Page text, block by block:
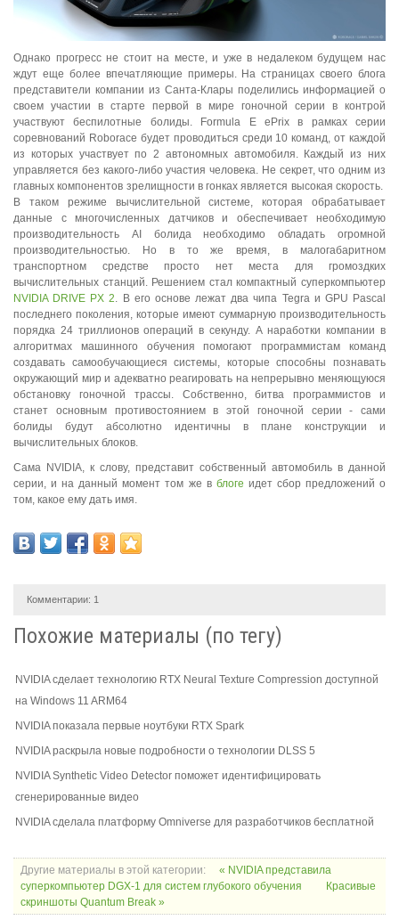
Однако прогресс не стоит на месте, и уже в недалеком будущем нас
ждут еще более впечатляющие примеры. На страницах своего блога
представители компании из Санта-Клары поделились информацией о
своем участии в старте первой в мире гоночной серии в контрой
участвуют беспилотные болиды. Formula E ePrix в рамках серии
соревнований Roborace будет проводиться среди 10 команд, от каждой
из которых участвует по 2 автономных автомобиля. Каждый из них
управляется без какого-либо участия человека. Не секрет, что одним из
главных компонентов зрелищности в гонках является высокая скорость.
В таком режиме вычислительной системе, которая обрабатывает
данные с многочисленных датчиков и обеспечивает необходимую
производительность AI болида необходимо обладать огромной
производительностью. Но в то же время, в малогабаритном
транспортном средстве просто нет места для громоздких
вычислительных станций. Решением стал компактный суперкомпьютер
NVIDIA DRIVE PX 2. В его основе лежат два чипа Tegra и GPU Pascal
последнего поколения, которые имеют суммарную производительность
порядка 24 триллионов операций в секунду. А наработки компании в
алгоритмах машинного обучения помогают программистам команд
создавать самообучающиеся системы, которые способны познавать
окружающий мир и адекватно реагировать на непрерывно меняющуюся
обстановку гоночной трассы. Собственно, битва программистов и
станет основным противостоянием в этой гоночной серии - сами
болиды будут абсолютно идентичны в плане конструкции и
вычислительных блоков.
Сама NVIDIA, к слову, представит собственный автомобиль в данной
серии, и на данный момент том же в блоге идет сбор предложений о
том, какое ему дать имя.
Комментарии: 1
Похожие материалы (по тегу)
NVIDIA сделает технологию RTX Neural Texture Compression доступной
на Windows 11 ARM64
NVIDIA показала первые ноутбуки RTX Spark
NVIDIA раскрыла новые подробности о технологии DLSS 5
NVIDIA Synthetic Video Detector поможет идентифицировать
сгенерированные видео
NVIDIA сделала платформу Omniverse для разработчиков бесплатной
Другие материалы в этой категории:
« NVIDIA представила
суперкомпьютер DGX-1 для систем глубокого обучения
Красивые
скриншоты Quantum Break »